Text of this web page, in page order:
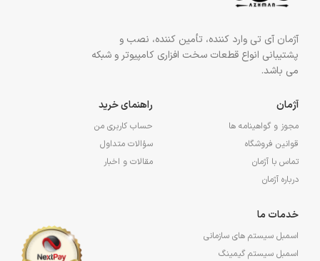
آژمان آی تی وارد کننده، تأمین کننده، نصب و
پشتیبانی انواع قطعات سخت افزاری کامپیوتر و شبکه
می باشد.
آژمان
مجوز و گواهینامه ها
قوانین فروشگاه
تماس با آژمان
درباره آژمان
راهنمای خرید
حساب کاربری من
سؤالات متداول
مقالات و اخبار
خدمات ما
اسمبل سیستم های سازمانی
اسمبل سیستم گیمینگ